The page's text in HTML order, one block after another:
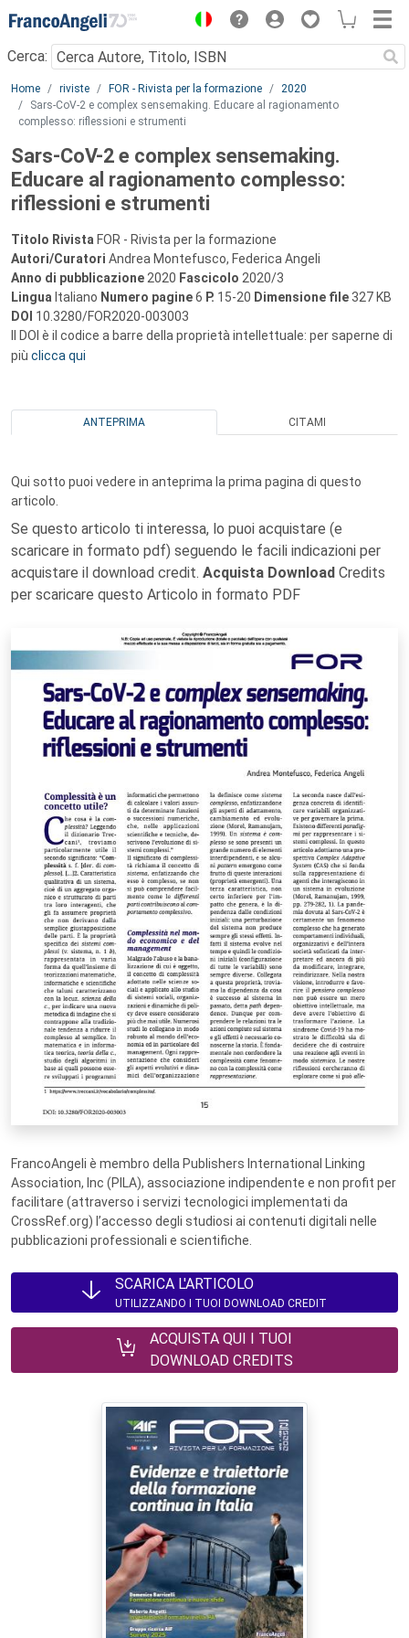
Menu
Cerca:
Main content
Home riviste FOR - Rivista per la formazione
2020
Sars-CoV-2 e complex sensemaking. Educare al ragionamento
complesso: riflessioni e strumenti
Sars-CoV-2 e complex sensemaking.
Educare al ragionamento complesso:
riflessioni e strumenti
Titolo Rivista FOR - Rivista per la formazione
Autori/Curatori Andrea Montefusco, Federica Angeli
Anno di pubblicazione 2020 Fascicolo 2020/3
Lingua Italiano Numero pagine6 P. 15-20 Dimensione file 327 KB
DOI 10.3280/FOR2020-003003
Il DOI è il codice a barre della proprietà intellettuale: per saperne di
più clicca qui
ANTEPRIMA CITAMI
Qui sotto puoi vedere in anteprima la prima pagina di questo
articolo.
Se questo articolo ti interessa, lo puoi acquistare (e
scaricare in formato pdf) seguendo le facili indicazioni per
acquistare il download credit. Acquista Download Credits
per scaricare questo Articolo in formato PDF
FrancoAngeli è membro della Publishers International Linking
Association, Inc (PILA), associazione indipendente e non profit per
facilitare (attraverso i servizi tecnologici implementati da
CrossRef.org) l’accesso degli studiosi ai contenuti digitali nelle
pubblicazioni professionali e scientifiche.
SCARICA L'ARTICOLO
UTILIZZANDO I TUOI DOWNLOAD CREDIT
ACQUISTA QUI I TUOI
DOWNLOAD CREDITS